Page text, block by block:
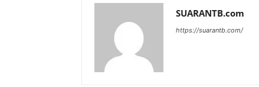
SUARANTB.com
https://suarantb.com/